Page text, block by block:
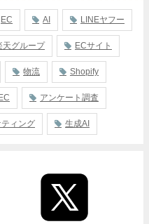
EC AI LINEヤフー
天グループ ECサイト
物流 Shopify
アンケート調査
ィング 生成AI